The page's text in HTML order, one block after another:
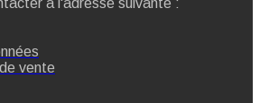
à l'adresse suivante :
vente